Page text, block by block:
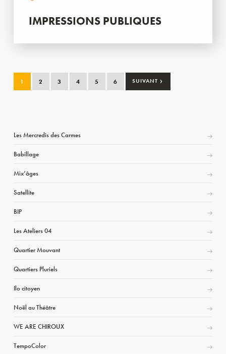
IMPRESSIONS PUBLIQUES
1 2 3 4 5 6 SUIVANT ›
Les Mercredis des Carmes
Babillage
Mix’âges
Satellite
BIP
Les Ateliers 04
Quartier Mouvant
Quartiers Pluriels
Ilo citoyen
Noël au Théâtre
WE ARE CHIROUX
TempoColor